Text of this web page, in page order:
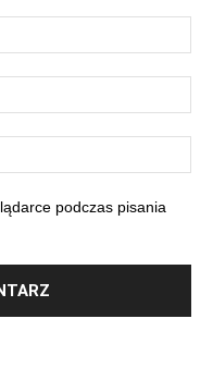
podczas pisania